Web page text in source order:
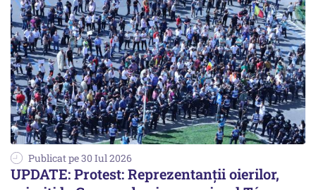
Publicat pe 30 Iul 2026
UPDATE: Protest: Reprezentanții oierilor,